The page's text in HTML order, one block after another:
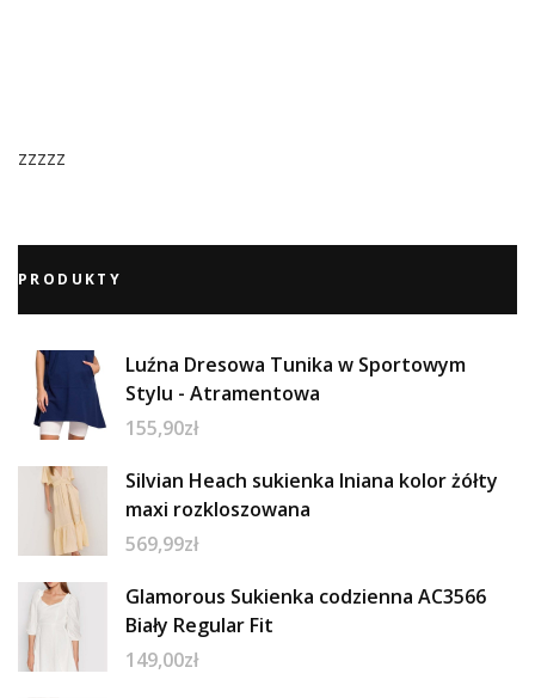
zzzzz
PRODUKTY
Luźna Dresowa Tunika w Sportowym
Stylu - Atramentowa
155,90zł
Silvian Heach sukienka lniana kolor żółty
maxi rozkloszowana
569,99zł
Glamorous Sukienka codzienna AC3566
Biały Regular Fit
149,00zł